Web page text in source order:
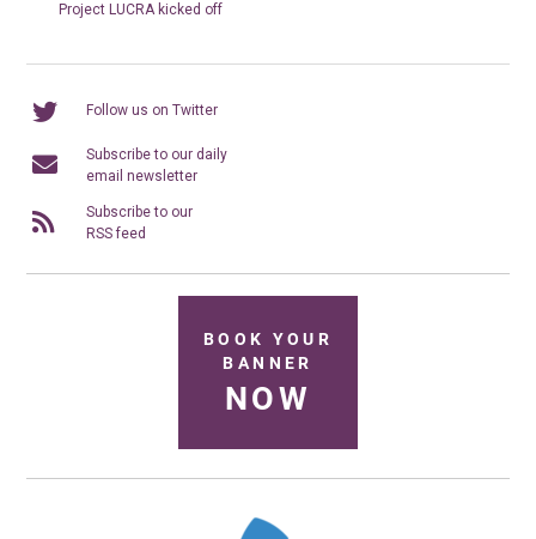
Project LUCRA kicked off
Follow us on Twitter
Subscribe to our daily
email newsletter
Subscribe to our
RSS feed
BOOK YOUR
BANNER
NOW